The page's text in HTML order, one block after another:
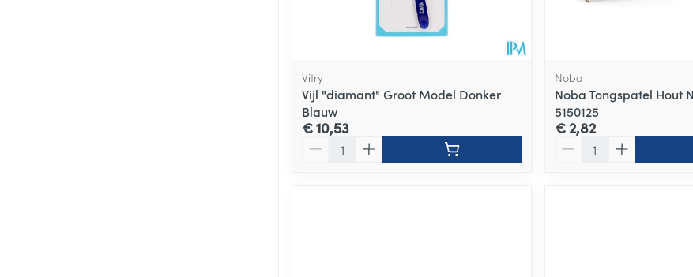
Vitry
Vijl "diamant" Groot Model Donker
Blauw
€ 10,53
Noba
Noba Tongspatel Hout
5150125
€ 2,82